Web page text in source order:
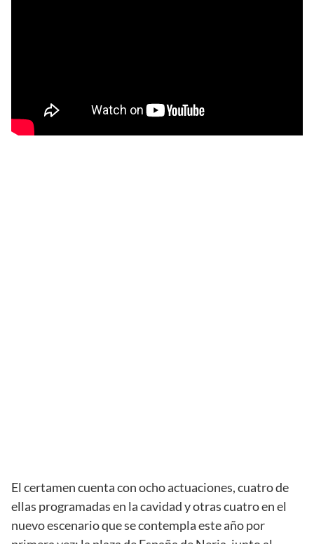
El certamen cuenta con ocho actuaciones, cuatro de
ellas programadas en la cavidad y otras cuatro en el
nuevo escenario que se contempla este año por